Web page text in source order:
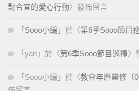
對合宜的愛心行動〉發佈留言
「 Sooo小編 」於〈第6季Sooo節目
「 yan 」於〈第6季Sooo節目巡禮〉
「 Sooo小編 」於〈教會年曆靈修（